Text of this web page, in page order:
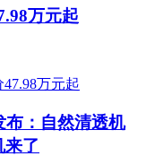
万元起
布：自然清透机
了